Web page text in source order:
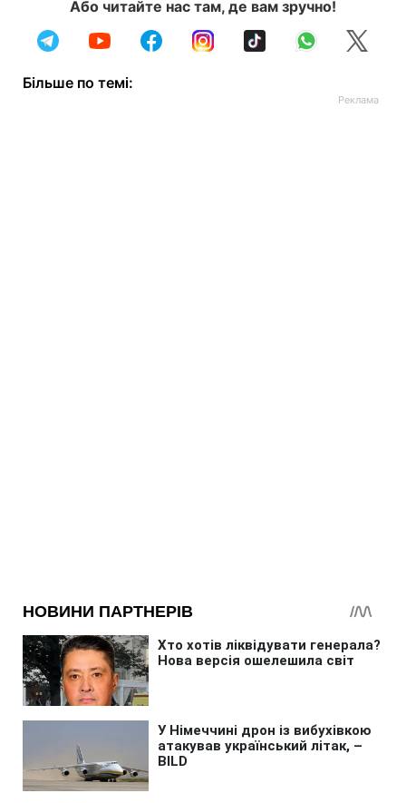
Або читайте нас там, де вам зручно!
Більше по темі: